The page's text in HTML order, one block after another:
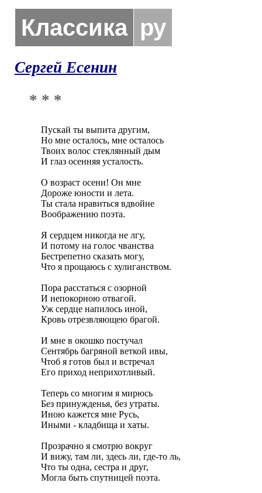
Классика ру
Сергей Есенин
* * *
Пускай ты выпита другим,
Но мне осталось, мне осталось
Твоих волос стеклянный дым
И глаз осенняя усталость.
О возраст осени! Он мне
Дороже юности и лета.
Ты стала нравиться вдвойне
Воображению поэта.
Я сердцем никогда не лгу,
И потому на голос чванства
Бестрепетно сказать могу,
Что я прощаюсь с хулиганством.
Пора расстаться с озорной
И непокорною отвагой.
Уж сердце напилось иной,
Кровь отрезвляющею брагой.
И мне в окошко постучал
Сентябрь багряной веткой ивы,
Чтоб я готов был и встречал
Его приход неприхотливый.
Теперь со многим я мирюсь
Без принужденья, без утраты.
Иною кажется мне Русь,
Иными - кладбища и хаты.
Прозрачно я смотрю вокруг
И вижу, там ли, здесь ли, где-то ль,
Что ты одна, сестра и друг,
Могла быть спутницей поэта.